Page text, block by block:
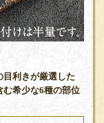
利きが厳選した
む希少な6種の部位